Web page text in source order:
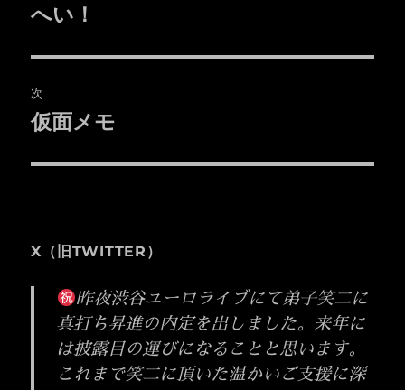
ナ
ビ
ゲ
ー
シ
ン
の
稿:
へい！
次
次
投
仮面メモ
X（旧TWITTER）
昨夜渋谷ユーロライブにて弟子笑二に
真打ち昇進の内定を出しました。来年に
は披露目の運びになることと思います。
これまで笑二に頂いた温かいご支援に深